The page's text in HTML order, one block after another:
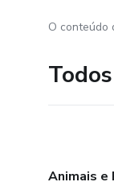
O conteúdo
Animais e